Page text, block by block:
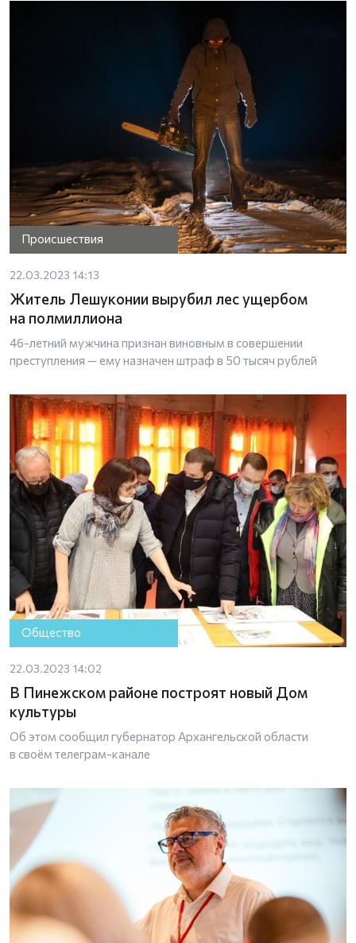
Происшествия
22.03.2023 14:13
Житель Лешуконии вырубил лес ущербом
на полмиллиона
46-летний мужчина признан виновным в совершении
преступления — ему назначен штраф в 50 тысяч рублей
Общество
22.03.2023 14:02
В Пинежском районе построят новый Дом
культуры
Об этом сообщил губернатор Архангельской области
в своём телеграм-канале